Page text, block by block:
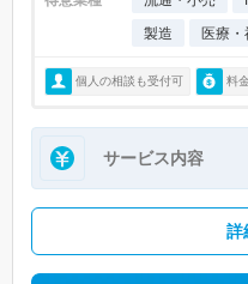
製造
医療・
個人の相談も受付可 料
サービス内容
詳